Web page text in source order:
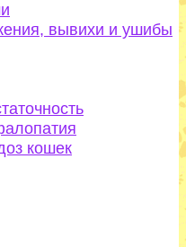
вывихи и ушибы
кошек